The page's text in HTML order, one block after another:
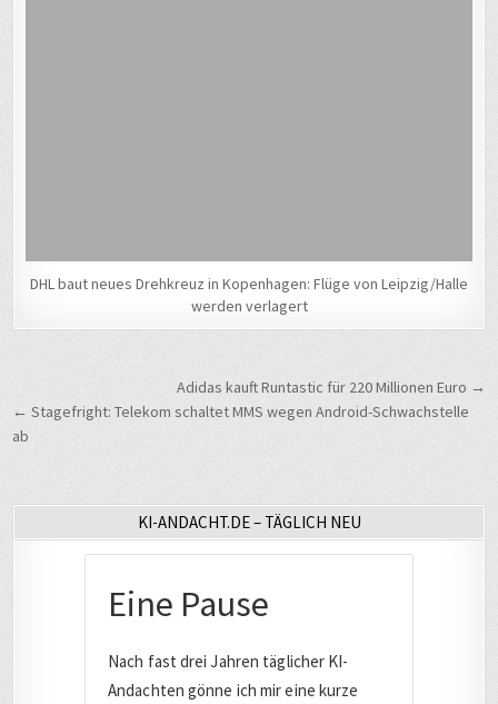
DHL baut neues Drehkreuz in Kopenhagen: Flüge von Leipzig/Halle
werden verlagert
BeitragsnavigationAdidas kauft Runtastic für 220 Millionen Euro →
← Stagefright: Telekom schaltet MMS wegen Android-Schwachstelle
ab
KI-ANDACHT.DE – TÄGLICH NEU